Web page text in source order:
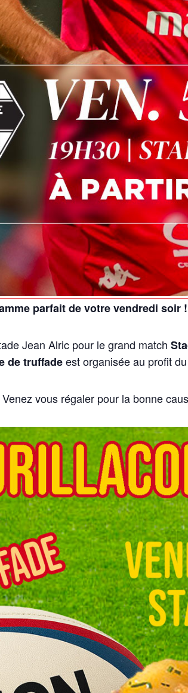
parfait de votre vendredi soir !
Jean Alric pour le grand match
de truffadeest organisée au profit du
vous régaler pour la bonne